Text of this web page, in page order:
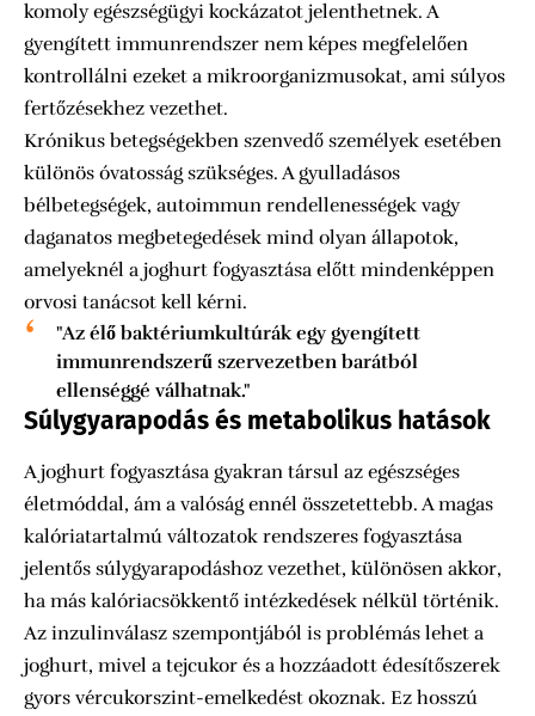
komoly egészségügyi kockázatot jelenthetnek. A
gyengített immunrendszer nem képes megfelelően
kontrollálni ezeket a mikroorganizmusokat, ami súlyos
fertőzésekhez vezethet.
Krónikus betegségekben szenvedő személyek esetében
különös óvatosság szükséges. A gyulladásos
bélbetegségek, autoimmun rendellenességek vagy
daganatos megbetegedések mind olyan állapotok,
amelyeknél a joghurt fogyasztása előtt mindenképpen
orvosi tanácsot kell kérni.
"Az élő baktériumkultúrák egy gyengített
immunrendszerű szervezetben barátból
ellenséggé válhatnak."
Súlygyarapodás és metabolikus hatások
A joghurt fogyasztása gyakran társul az egészséges
életmóddal, ám a valóság ennél összetettebb. A magas
kalóriatartalmú változatok rendszeres fogyasztása
jelentős súlygyarapodáshoz vezethet, különösen akkor,
ha más kalóriacsökkentő intézkedések nélkül történik.
Az inzulinválasz szempontjából is problémás lehet a
joghurt, mivel a tejcukor és a hozzáadott édesítőszerek
gyors vércukorszint-emelkedést okoznak. Ez hosszú